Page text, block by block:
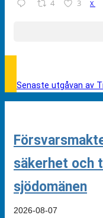
4 3 X
Senaste utgåvan av
säkerhet och
sjödomänen
2026-08-07